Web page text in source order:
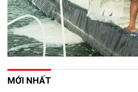
MỚI NHẤT